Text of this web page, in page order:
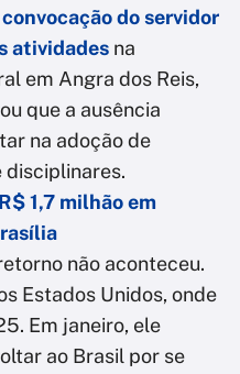
do servidor
atividades na
em Angra dos Reis,
que a ausência
na adoção de
disciplinares.
1,7 milhão em
não aconteceu.
Estados Unidos, onde
Em janeiro, ele
ao Brasil por se